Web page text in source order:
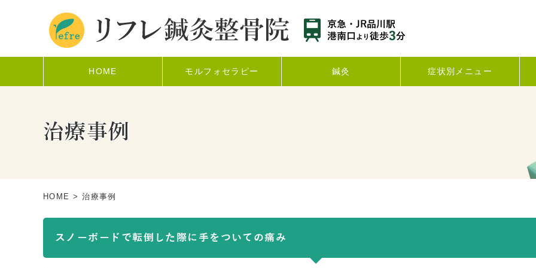
HOME モルフォセラピー 鍼灸 症状別メニュー
治療事例
HOME > 治療事例
スノーボードで転倒した際に手をついての痛み